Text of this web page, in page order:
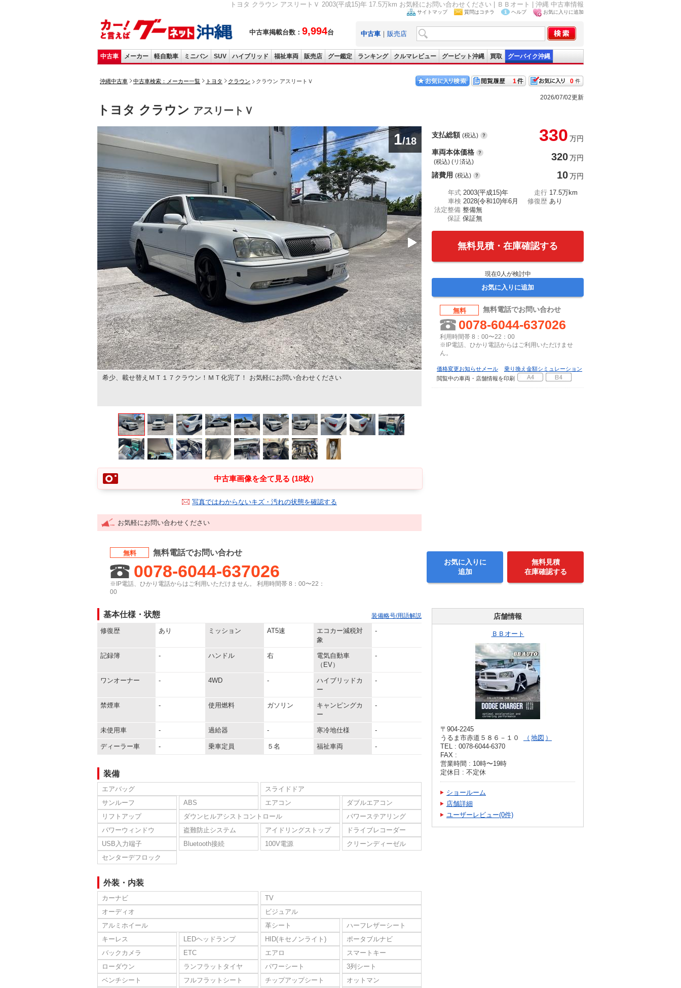
トヨタ クラウン アスリートＶ 2003(平成15)年 17.5万km お気軽にお問い合わせください | ＢＢオート | 沖縄 中古車情報
中古車掲載台数： 9,994台
サイトマップ 質問はコチラ ヘルプ お気に入りに追加
中古車 ｜ 販売店
中古車 メーカー 軽自動車 ミニバン SUV ハイブリッド 福祉車両 販売店 グー鑑定 ランキング クルマレビュー グーピット沖縄 買取 グーバイク沖縄
沖縄中古車 中古車検索：メーカー一覧 トヨタ クラウン クラウン アスリートＶ 0
1
2026/07/02更新
トヨタ クラウン アスリートＶ
希少、載せ替えＭＴ１７クラウン！ＭＴ化完了！ お気軽にお問い合わせください
1/18
中古車画像を全て見る (18枚）
写真ではわからないキズ・汚れの状態を確認する
お気軽にお問い合わせください
支払総額 (税込) 330 万円
車両本体価格
(税込) (リ済込) 320万円
諸費用 (税込) 10万円
年式 2003(平成15)年 走行 17.5万km
車検 2028(令和10)年6月 修復歴 あり
法定整備 整備無
保証 保証無
無料見積・在庫確認する
現在0人が検討中
お気に入りに追加
無料 無料電話でお問い合わせ
0078-6044-637026
利用時間帯 8：00〜22：00
※IP電話、ひかり電話からはご利用いただけませ
ん。
価格変更お知らせメール
乗り換え金額シミュレーション
閲覧中の車両・店舗情報を印刷
無料 無料電話でお問い合わせ
0078-6044-637026
※IP電話、ひかり電話からはご利用いただけません。 利用時間帯 8：00〜22：
00
お気に入りに
追加
無料見積
在庫確認する
基本仕様・状態 装備略号/用語解説
修復歴 あり ミッション AT5速
エコカー減税対
象
-
記録簿 - ハンドル 右
電気自動車
（EV）
-
ワンオーナー - 4WD -
ハイブリッドカ
ー
-
禁煙車 - 使用燃料 ガソリン
キャンピングカ
ー
-
未使用車 - 過給器 - 寒冷地仕様 -
ディーラー車 - 乗車定員 ５名 福祉車両 -
装備
エアバッグ
スライドドア
サンルーフ
ABS エアコン
ダブルエアコン
リフトアップ
ダウンヒルアシストコントロール
パワーステアリング
パワーウィンドウ
盗難防止システム アイドリングストップ
ドライブレコーダー
USB入力端子
Bluetooth接続 100V電源
クリーンディーゼル
センターデフロック
外装・内装
カーナビ
TV
オーディオ
ビジュアル
アルミホイール
革シート
ハーフレザーシート
キーレス
LEDヘッドランプ HID(キセノンライト)
ポータブルナビ
バックカメラ
ETC エアロ
スマートキー
ローダウン
ランフラットタイヤ パワーシート
3列シート
ベンチシート
フルフラットシート チップアップシート
オットマン
店舗情報
ＢＢオート
〒904-2245
うるま市赤道５８６－１０
地図
TEL : 0078-6044-6370
FAX :
営業時間 : 10時〜19時
定休日 : 不定休
ショールーム
店舗詳細
ユーザーレビュー(0件)